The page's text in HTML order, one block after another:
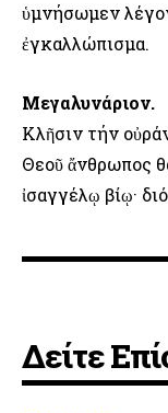
ὑμνήσωμεν
ἐγκαλλώπισμα.
Μεγαλυνάριον.
Κλῆσιν τήν
Θεοῦ ἄνθρωπος
ἰσαγγέλῳ βίῳ·
Δείτε